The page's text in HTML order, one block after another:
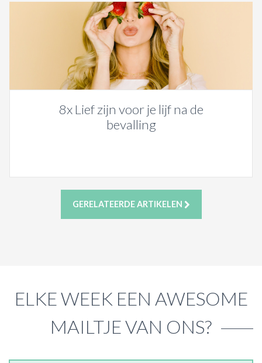
8x Lief zijn voor je lijf na de
bevalling
GERELATEERDE ARTIKELEN
ELKE WEEK EEN AWESOME
MAILTJE VAN ONS?